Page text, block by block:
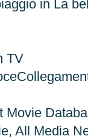
in La
TV
Movie
All Media